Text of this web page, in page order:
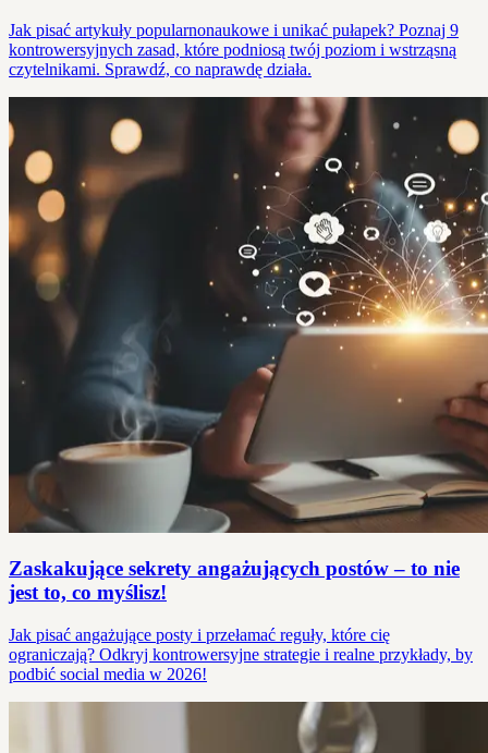
Jak pisać artykuły popularnonaukowe i unikać pułapek? Poznaj 9
kontrowersyjnych zasad, które podniosą twój poziom i wstrząsną
czytelnikami. Sprawdź, co naprawdę działa.
Zaskakujące sekrety angażujących postów – to nie
jest to, co myślisz!
Jak pisać angażujące posty i przełamać reguły, które cię
ograniczają? Odkryj kontrowersyjne strategie i realne przykłady, by
podbić social media w 2026!